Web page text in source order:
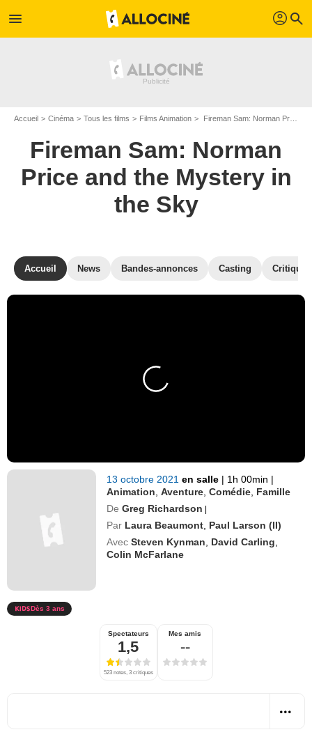
menu profil search
Accueil Cinéma Tous les films Films Animation Fireman Sam: Norman Price and the Mystery in the Sky de Greg Richardson
Fireman Sam: Norman
Price and the Mystery in
the Sky
Accueil News Bandes-annonces Casting
13 octobre 2021en salle | 1h 00min |
Animation ,Aventure ,Comédie Famille
De Greg Richardson |
Par Laura Beaumont Paul Larson (II)
Avec Steven Kynman David Carling
Colin McFarlane
Dès 3 ans
Spectateurs
1,5
523 notes, 3 critiques
Mes amis
--